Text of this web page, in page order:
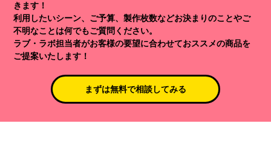
きます！
利用したいシーン、ご予算、製作枚数などお決まりのことやご
不明なことは何でもご質問ください。
ラブ・ラボ担当者がお客様の要望に合わせておススメの商品を
ご提案いたします！
まずは無料で相談してみる